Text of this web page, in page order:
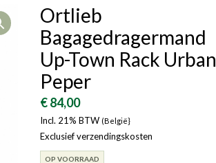
Slovenië
Denemarken Finland
Bulgarije
Open
Ortlieb
Bagagedragermand
Up-Town Rack Urban
Peper
€ 84,00
Incl. 21% BTW (België}
Exclusief verzendingskosten
OP VOORRAAD